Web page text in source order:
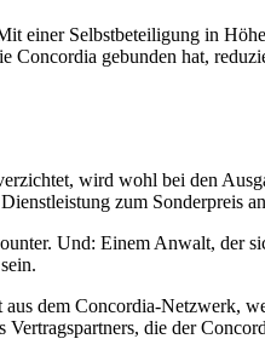
einer Selbstbeteiligung in
gebunden hat,
wird wohl bei den
zum Sonderpreis
Und: Einem Anwalt, der
dem Concordia-Netzwerk,
die der